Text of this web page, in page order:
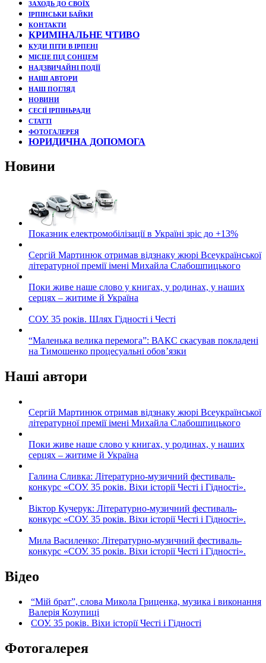
ЗАХОДЬ ДО СВОЇХ
ІРПІНСЬКИ БАЙКИ
КОНТАКТИ
КРИМІНАЛЬНЕ ЧТИВО
КУДИ ПІТИ В ІРПЕНІ
МІСЦЕ ПІД СОНЦЕМ
НАДЗВИЧАЙНІ ПОДЇЇ
НАШІ АВТОРИ
НАШ ПОГЛЯД
НОВИНИ
СЕСІЇ ІРПІНЬРАДИ
СТАТТІ
ФОТОГАЛЕРЕЯ
ЮРИДИЧНА ДОПОМОГА
Новини
Показник електромобілізації в Україні зріс до +13%
Сергій Мартинюк отримав відзнаку жюрі Всеукраїнської
літературної премії імені Михайла Слабошпицького
Поки живе наше слово у книгах, у родинах, у наших
серцях – житиме й Україна
СОУ. 35 років. Шлях Гідності і Честі
“Маленька велика перемога”: ВАКС скасував покладені
на Тимошенко процесуальні обов’язки
Наші автори
Сергій Мартинюк отримав відзнаку жюрі Всеукраїнської
літературної премії імені Михайла Слабошпицького
Поки живе наше слово у книгах, у родинах, у наших
серцях – житиме й Україна
Галина Сливка: Літературно-музичний фестиваль-
конкурс «СОУ. 35 років. Віхи історії Честі і Гідності».
Віктор Кучерук: Літературно-музичний фестиваль-
конкурс «СОУ. 35 років. Віхи історії Честі і Гідності».
Мила Василенко: Літературно-музичний фестиваль-
конкурс «СОУ. 35 років. Віхи історії Честі і Гідності».
Відео
“Мій брат”, слова Микола Гриценка, музика і виконання
Валерія Козупиці
СОУ. 35 років. Віхи історії Честі і Гідності
Фотогалерея